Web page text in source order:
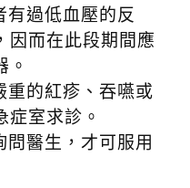
有過低血壓的反
因而在此段期間應
。
重的紅疹、吞嚥或
症室求診。
醫生，才可服用